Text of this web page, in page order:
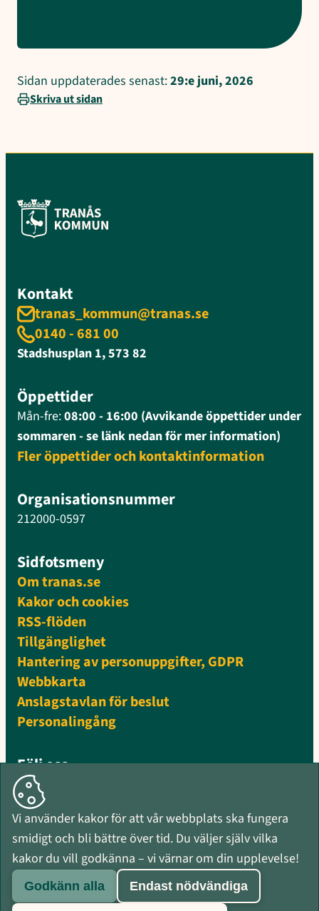
Sidan uppdaterades senast:29:e juni, 2026
Skriva ut sidan
Kontakt
tranas_kommun@tranas.se
0140 - 681 00
Stadshusplan 1, 573 82
Öppettider
Mån-fre:08:00 - 16:00 (Avvikande öppettider under
sommaren - se länk nedan för mer information)
Fler öppettider och kontaktinformation
Organisationsnummer
212000-0597
Sidfotsmeny
Om tranas.se
Kakor och cookies
RSS-flöden
Tillgänglighet
Hantering av personuppgifter, GDPR
Webbkarta
Anslagstavlan för beslut
Personalingång
Följ oss
Facebook
Instagram
Mynewsdesk
RSS-flöden
Vi använder kakor för att vår webbplats ska fungera
smidigt och bli bättre över tid. Du väljer själv vilka
kakor du vill godkänna – vi värnar om din upplevelse!
Godkänn alla Endast nödvändiga